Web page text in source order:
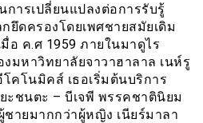
การเปลี่ยนแปลงต่อการรับรู้
ยึดครองโดยเพศชายสมัยเดิม
อ ค.ศ 1959 ภายในมาดูไร
งมหาวิทยาลัยจาวาฮาลาล เนห์รู
คโนมิคส์ เธอเริ่มต้นบริการ
ชนตะ – บีเจพี พรรคชาตินิยม
ายมากกว่าผู้หญิง เนียร์มาลา